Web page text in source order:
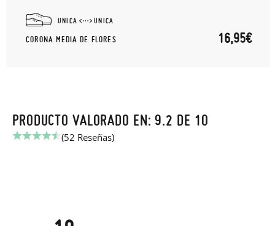
UNICA UNICA
CORONA MEDIA DE FLORES 16,95€
PRODUCTO VALORADO EN: 9.2 DE 10
(52 Reseñas)